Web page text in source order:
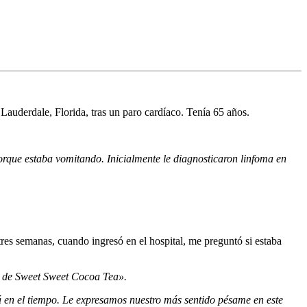
Florida, tras un paro cardíaco. Tenía 65 años.
estaba vomitando. Inicialmente le diagnosticaron linfoma en
semanas, cuando ingresó en el hospital, me preguntó si estaba
Sweet Sweet Cocoa Tea».
el tiempo. Le expresamos nuestro más sentido pésame en este